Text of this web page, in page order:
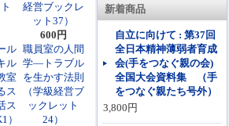
新着商品
自立に向けて : 第37回
全日本精神薄弱者育成
会(手をつなぐ親の会)
全国大会資料集 （手
をつなぐ親たち号外）
3,800円
経営ブックレ
ット37）
600円
ル
ル
室
ス
ス
）
職員室の人間
学―トラブル
を生かす法則
（学級経営ブ
ックレット
24）